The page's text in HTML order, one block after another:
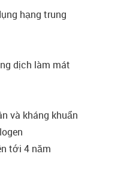
hạng trung
dịch làm mát
và kháng khuẩn
tới 4 năm